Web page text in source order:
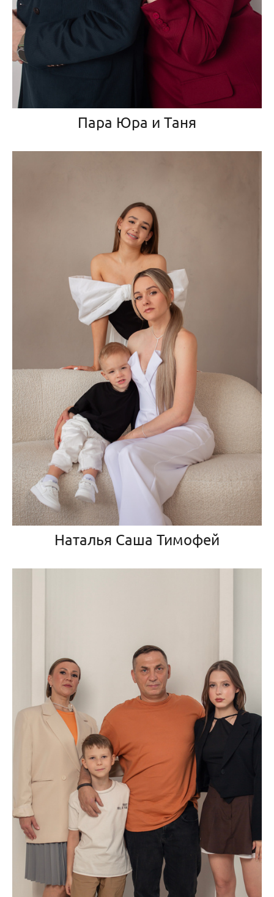
Пара Юра и Таня
Наталья Саша Тимофей